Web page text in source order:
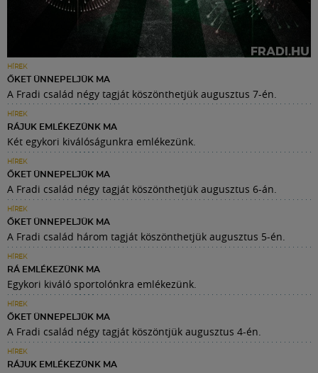
HÍREK
ŐKET ÜNNEPELJÜK MA
A Fradi család négy tagját köszönthetjük augusztus 7-én.
HÍREK
RÁJUK EMLÉKEZÜNK MA
Két egykori kiválóságunkra emlékezünk.
HÍREK
ŐKET ÜNNEPELJÜK MA
A Fradi család négy tagját köszönthetjük augusztus 6-án.
HÍREK
ŐKET ÜNNEPELJÜK MA
A Fradi család három tagját köszönthetjük augusztus 5-én.
HÍREK
RÁ EMLÉKEZÜNK MA
Egykori kiváló sportolónkra emlékezünk.
HÍREK
ŐKET ÜNNEPELJÜK MA
A Fradi család négy tagját köszöntjük augusztus 4-én.
HÍREK
RÁJUK EMLÉKEZÜNK MA